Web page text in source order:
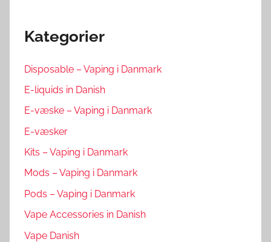
Kategorier
Disposable – Vaping i Danmark
E-liquids in Danish
E-væske – Vaping i Danmark
E-væsker
Kits – Vaping i Danmark
Mods – Vaping i Danmark
Pods – Vaping i Danmark
Vape Accessories in Danish
Vape Danish